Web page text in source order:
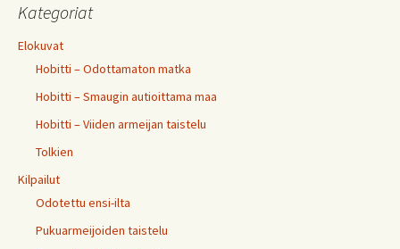
Kategoriat
Elokuvat
Hobitti – Odottamaton matka
Hobitti – Smaugin autioittama maa
Hobitti – Viiden armeijan taistelu
Tolkien
Kilpailut
Odotettu ensi-ilta
Pukuarmeijoiden taistelu